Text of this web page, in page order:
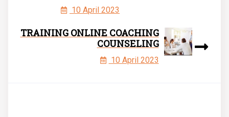
10 April 2023
TRAINING ONLINE COACHING
COUNSELING
10 April 2023